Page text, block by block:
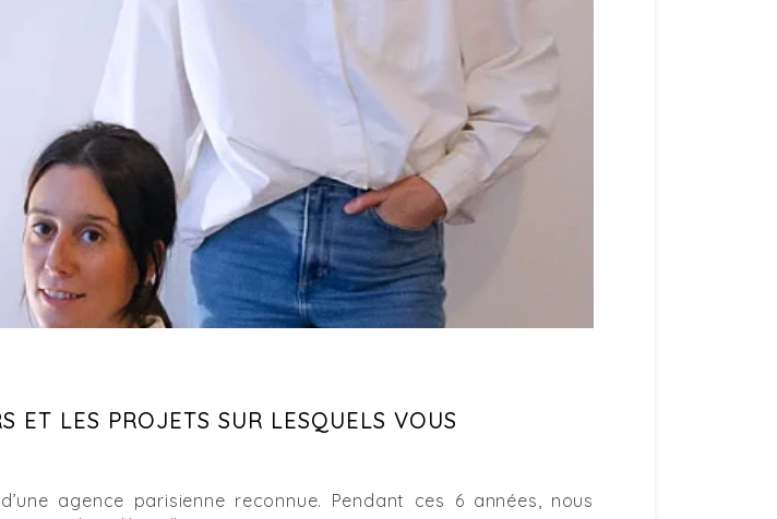
ET LES PROJETS SUR LESQUELS VOUS
agence parisienne reconnue. Pendant ces 6 années, nous